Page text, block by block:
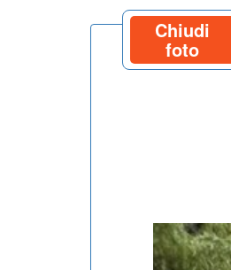
Chiudi
foto